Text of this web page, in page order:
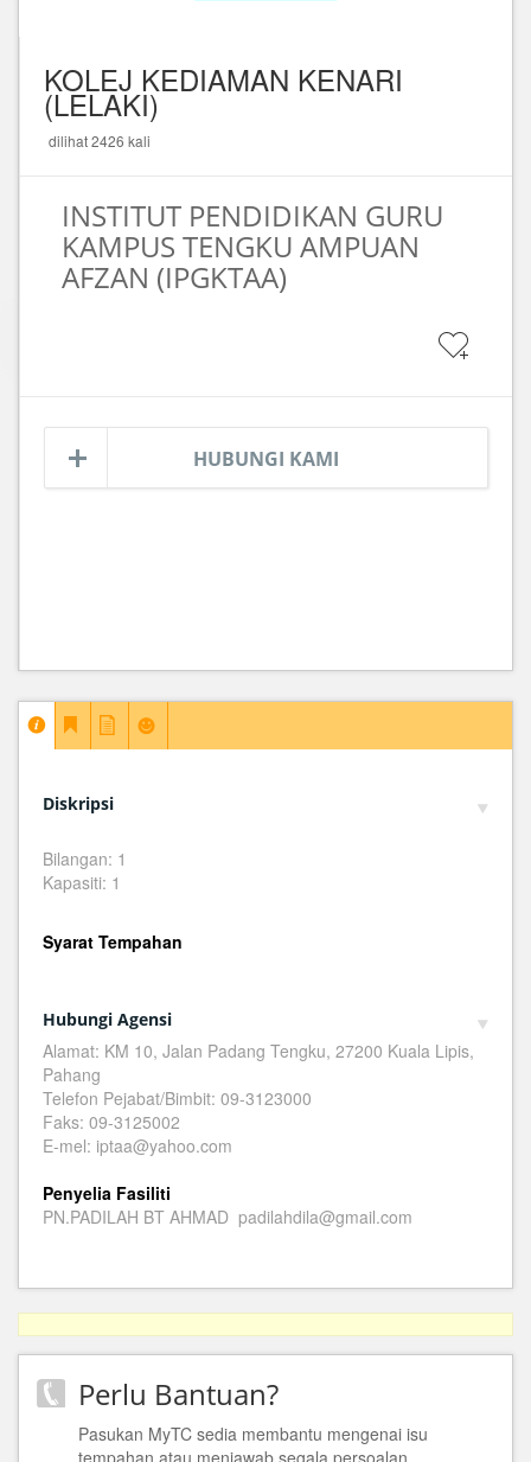
KOLEJ KEDIAMAN KENARI
(LELAKI)
dilihat 2426 kali
INSTITUT PENDIDIKAN GURU
KAMPUS TENGKU AMPUAN
AFZAN (IPGKTAA)
HUBUNGI KAMI
Diskripsi
Bilangan: 1
Kapasiti: 1
Syarat Tempahan
Hubungi Agensi
Alamat: KM 10, Jalan Padang Tengku, 27200 Kuala Lipis,
Pahang
Telefon Pejabat/Bimbit: 09-3123000
Faks: 09-3125002
E-mel: iptaa@yahoo.com
Penyelia Fasiliti
PN.PADILAH BT AHMAD padilahdila@gmail.com
Perlu Bantuan?
Pasukan MyTC sedia membantu mengenai isu
tempahan atau menjawab segala persoalan